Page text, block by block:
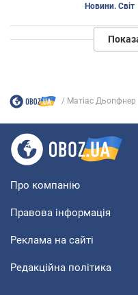
Новини. Світ
Матіас Дьопфнер
Про компанію
Правова інформація
Реклама на сайті
Редакційна політика